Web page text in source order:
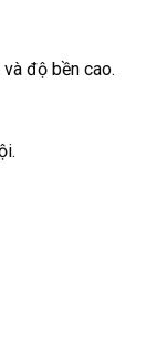
độ bền cao.